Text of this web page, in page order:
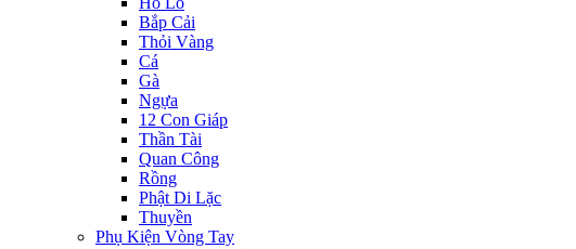
Bắp Cải
Thỏi Vàng
Cá
Gà
Ngựa
12 Con Giáp
Thần Tài
Quan Công
Rồng
Phật Di Lặc
Thuyền
Phụ Kiện Vòng Tay